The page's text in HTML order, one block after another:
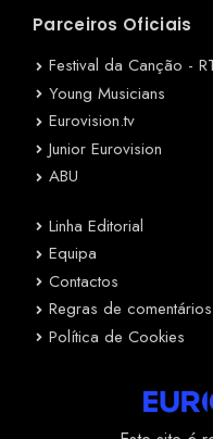
Parceiros Oficiais
Festival da Canção -
Young Musicians
Eurovision.tv
Junior Eurovision
ABU
Linha Editorial
Equipa
Contactos
Regras de comentários
Política de Cookies